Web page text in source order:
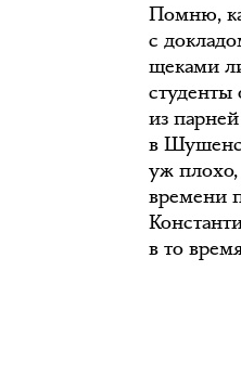
Помню,
с
щеками
студенты
из
в
уж
времени
в то